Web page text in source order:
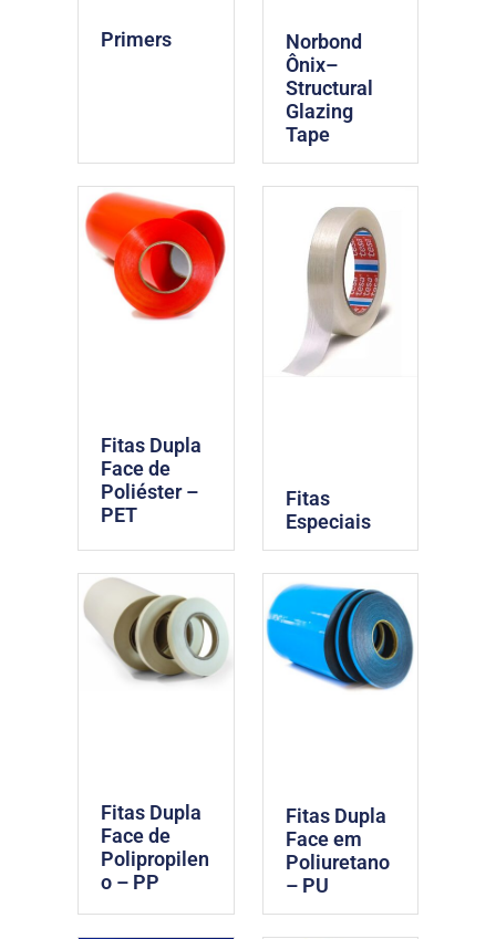
Primers
Norbond
Ônix–
Structural
Glazing
Tape
Fitas Dupla
Face de
Poliéster –
PET
Fitas
Especiais
Fitas Dupla
Face de
Polipropilen
o – PP
Fitas Dupla
Face em
Poliuretano
– PU